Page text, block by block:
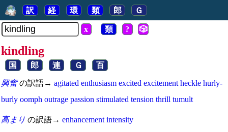
訳 経 環 類 郎 Ｇ
x 類 ? 🎲
kindling
国 郎 連 Ｇ 百
興奮の訳語→ agitated enthusiasm excited excitement heckle hurly-
burly oomph outrage passion stimulated tension thrill tumult
高まり の訳語→ enhancement intensity